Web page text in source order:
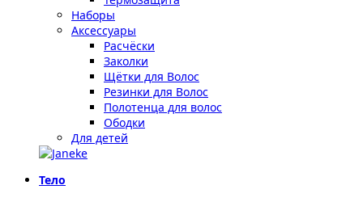
Наборы
Аксессуары
Расчёски
Заколки
Щётки для Волос
Резинки для Волос
Полотенца для волос
Ободки
Для детей
Тело